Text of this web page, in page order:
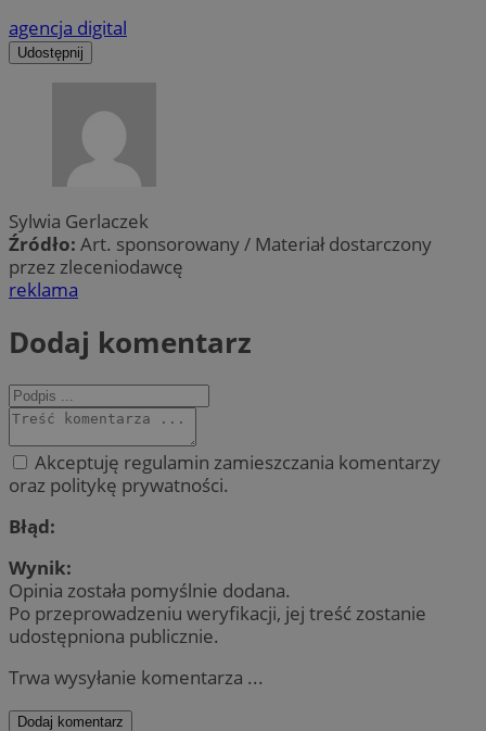
agencja digital
Udostępnij
Sylwia Gerlaczek
Źródło: Art. sponsorowany / Materiał dostarczony
przez zleceniodawcę
reklama
Dodaj komentarz
Akceptuję regulamin zamieszczania komentarzy
oraz politykę prywatności.
Błąd:
Wynik:
Opinia została pomyślnie dodana.
Po przeprowadzeniu weryfikacji, jej treść zostanie
udostępniona publicznie.
Trwa wysyłanie komentarza ...
Dodaj komentarz